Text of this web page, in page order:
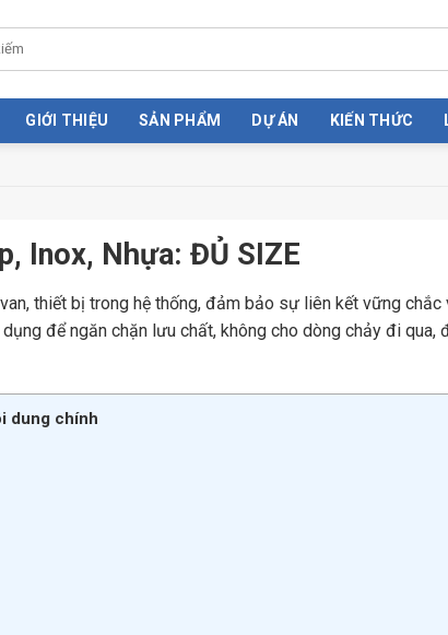
GIỚI THIỆU SẢN PHẨM DỰ ÁN KIẾN THỨC
Inox, Nhựa: ĐỦ SIZE
thiết bị trong hệ thống, đảm bảo sự liên kết vững chắc
để ngăn chặn lưu chất, không cho dòng chảy đi qua,
dung chính